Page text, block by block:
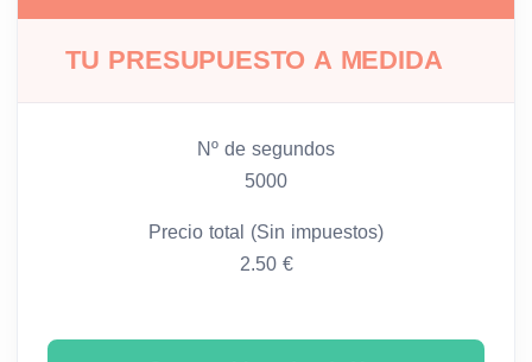
TU PRESUPUESTO A MEDIDA
Nº de segundos
5000
Precio total (Sin impuestos)
2.50 €